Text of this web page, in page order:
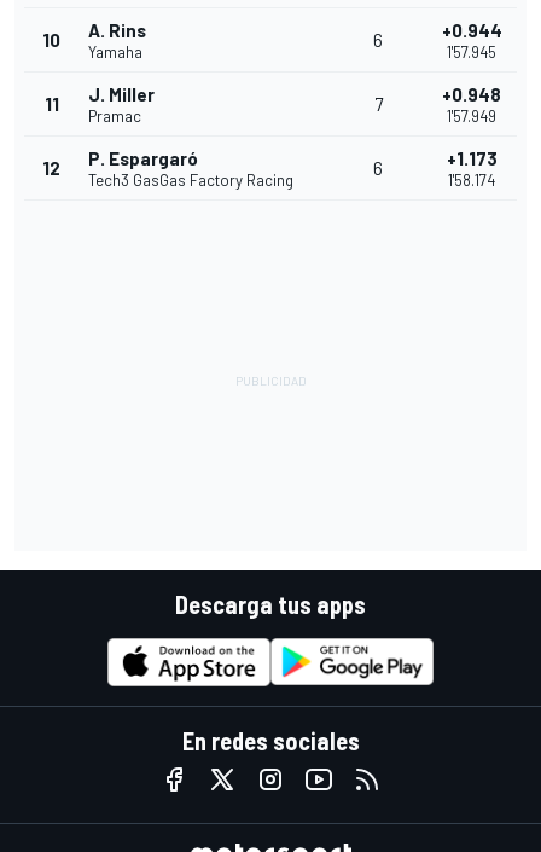
10 A. Rins
Yamaha
6 +0.944
1'57.945
11 J. Miller
Pramac
7 +0.948
1'57.949
12 P. Espargaró
Tech3 GasGas Factory Racing
6 +1.173
1'58.174
Descarga tus apps
En redes sociales